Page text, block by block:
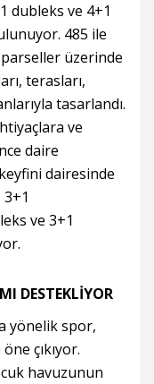
dubleks ve 4+1
485 ile
üzerinde
terasları,
tasarlandı.
ve
daire
dairesinde
ve 3+1
DESTEKLİYOR
yönelik spor,
çıkıyor.
havuzunun